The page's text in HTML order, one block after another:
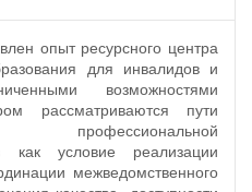
опыт ресурсного центра
для инвалидов и
возможностями
рассматриваются пути
как условие реализации
межведомственного